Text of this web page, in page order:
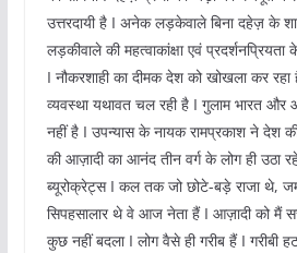
उत्तरदायी है I अनेक लड़केवाले बिना दहेज़ के
लड़कीवाले की महत्वाकांक्षा एवं प्रदर्शनप्रियता
I नौकरशाही का दीमक देश को खोखला कर
व्यवस्था यथावत चल रही है I गुलाम भारत और
नहीं है I उपन्यास के नायक रामप्रकाश ने देश की
की आज़ादी का आनंद तीन वर्ग के लोग ही उठा
ब्यूरोक्रेट्स I कल तक जो छोटे-बड़े राजा थे,
सिपहसालार थे वे आज नेता हैं I आज़ादी को मैं
कुछ नहीं बदला I लोग वैसे ही गरीब हैं I गरीबी